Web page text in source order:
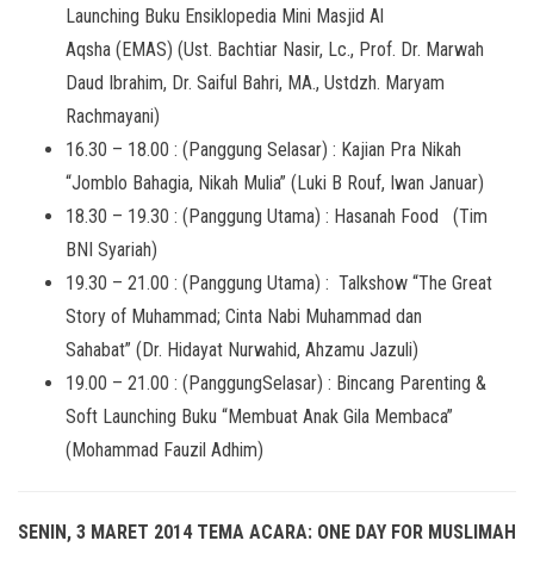
Launching Buku Ensiklopedia Mini Masjid Al
Aqsha (EMAS) (Ust. Bachtiar Nasir, Lc., Prof. Dr. Marwah
Daud Ibrahim, Dr. Saiful Bahri, MA., Ustdzh. Maryam
Rachmayani)
16.30 – 18.00 : (Panggung Selasar) : Kajian Pra Nikah
“Jomblo Bahagia, Nikah Mulia” (Luki B Rouf, Iwan Januar)
18.30 – 19.30 : (Panggung Utama) : Hasanah Food (Tim
BNI Syariah)
19.30 – 21.00 : (Panggung Utama) : Talkshow “The Great
Story of Muhammad; Cinta Nabi Muhammad dan
Sahabat” (Dr. Hidayat Nurwahid, Ahzamu Jazuli)
19.00 – 21.00 : (PanggungSelasar) : Bincang Parenting &
Soft Launching Buku “Membuat Anak Gila Membaca”
(Mohammad Fauzil Adhim)
SENIN, 3 MARET 2014 TEMA ACARA: ONE DAY FOR MUSLIMAH